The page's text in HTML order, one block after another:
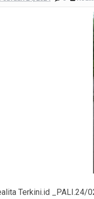
Cegah Kejahatan 3C
Cegah Kejahatan
Polsek Banyuasin II
Polres PALI Amankan
Keributan Berujung
Polsek Betung Amankan
Wujud Sinergitas
Terkini.id _PALI.24/